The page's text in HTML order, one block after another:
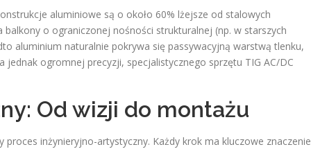
aluminiowe są o około 60% lżejsze od stalowych
o ograniczonej nośności strukturalnej (np. w starszych
aluminium naturalnie pokrywa się passywacyjną warstwą tlenku,
ogromnej precyzji, specjalistycznego sprzętu TIG AC/DC
Od wizji do montażu
inżynieryjno-artystyczny. Każdy krok ma kluczowe znaczenie